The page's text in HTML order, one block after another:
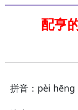
配亨
拼音：pèi hēng